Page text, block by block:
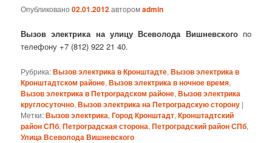
Опубликовано02.01.2012авторомadmin
Вызов электрика на улицу Всеволода Вишневскогопо
телефону +7 (812) 922 21 40.
Рубрика:Вызов электрика в Кронштадте,Вызов электрика в
Кронштадтском районе,Вызов электрика в ночное время,
Вызов электрика в Петроградском районе,Вызов электрика
круглосуточно,Вызов электрика на Петроградскую сторону |
Метки:Вызов электрика,Город Кронштадт,Кронштадтский
район СПб,Петроградская сторона,Петроградский район СПб,
Улица Всеволода Вишневского